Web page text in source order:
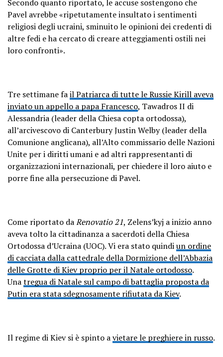
Secondo quanto riportato, le accuse sostengono che
Pavel avrebbe «ripetutamente insultato i sentimenti
religiosi degli ucraini, sminuito le opinioni dei credenti di
altre fedi e ha cercato di creare atteggiamenti ostili nei
loro confronti».
Tre settimane fail Patriarca di tutte le Russie Kirill aveva
inviato un appello a papa Francesco, Tawadros II di
Alessandria (leader della Chiesa copta ortodossa),
all’arcivescovo di Canterbury Justin Welby (leader della
Comunione anglicana), all’Alto commissario delle Nazioni
Unite per i diritti umani e ad altri rappresentanti di
organizzazioni internazionali, per chiedere il loro aiuto e
porre fine alla persecuzione di Pavel.
Come riportato daRenovatio 21, Zelens’kyj a inizio anno
aveva tolto la cittadinanza a sacerdoti della Chiesa
Ortodossa d’Ucraina (UOC). Vi era stato quindiun ordine
di cacciata dalla cattedrale della Dormizione dell’Abbazia
delle Grotte di Kiev proprio per il Natale ortodosso.
Unatregua di Natale sul campo di battaglia proposta da
Putin era stata sdegnosamente rifiutata da Kiev.
Il regime di Kiev si è spinto avietare le preghiere in russo.